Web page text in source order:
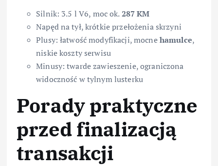
Silnik: 3.5 l V6, moc ok.287 KM
Napęd na tył, krótkie przełożenia skrzyni
Plusy: łatwość modyfikacji, mocnehamulce,
niskie koszty serwisu
Minusy: twarde zawieszenie, ograniczona
widoczność w tylnym lusterku
Porady praktyczne
przed finalizacją
transakcji